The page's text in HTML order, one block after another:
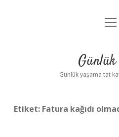
Yasal
Günlük yaşama tat
Etiket: Fatura kağıdı